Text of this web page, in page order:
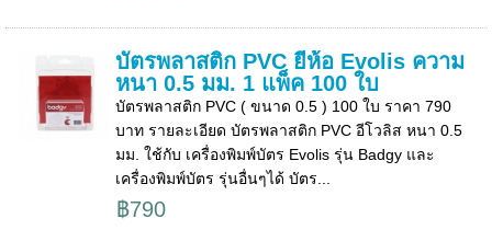
บัตรพลาสติก PVC ยี่ห้อ Evolis ความ
หนา 0.5 มม. 1 แพ็ค 100 ใบ
บัตรพลาสติก PVC ( ขนาด 0.5 ) 100 ใบ ราคา 790
บาท รายละเอียด บัตรพลาสติก PVC อีโวลิส หนา 0.5
มม. ใช้กับ เครื่องพิมพ์บัตร Evolis รุ่น Badgy และ
เครื่องพิมพ์บัตร รุ่นอื่นๆได้ บัตร...
฿790